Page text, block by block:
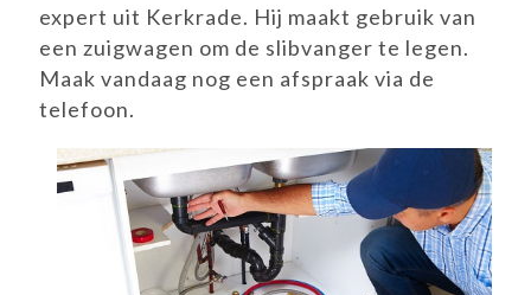
expert uit Kerkrade. Hij maakt gebruik van
een zuigwagen om de slibvanger te legen.
Maak vandaag nog een afspraak via de
telefoon.